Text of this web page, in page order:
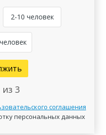
2-10 человек
из 3
соглашения
персональных данных